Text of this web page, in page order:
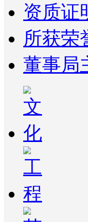
资质证
所获荣
董事局